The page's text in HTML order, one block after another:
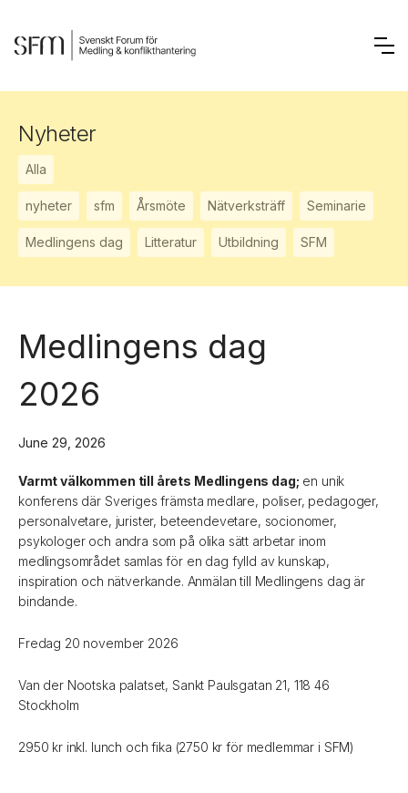
Nyheter
Alla
nyheter sfm Årsmöte Nätverksträff Seminarie
Medlingens dag Litteratur Utbildning SFM
Medlingens dag
2026
June 29, 2026
Varmt välkommen till årets Medlingens dag; en unik
konferens där Sveriges främsta medlare, poliser, pedagoger,
personalvetare, jurister, beteendevetare, socionomer,
psykologer och andra som på olika sätt arbetar inom
medlingsområdet samlas för en dag fylld av kunskap,
inspiration och nätverkande. Anmälan till Medlingens dag är
bindande.
Fredag 20 november 2026
Van der Nootska palatset, Sankt Paulsgatan 21, 118 46
Stockholm
2950 kr inkl. lunch och fika (2750 kr för medlemmar i SFM)